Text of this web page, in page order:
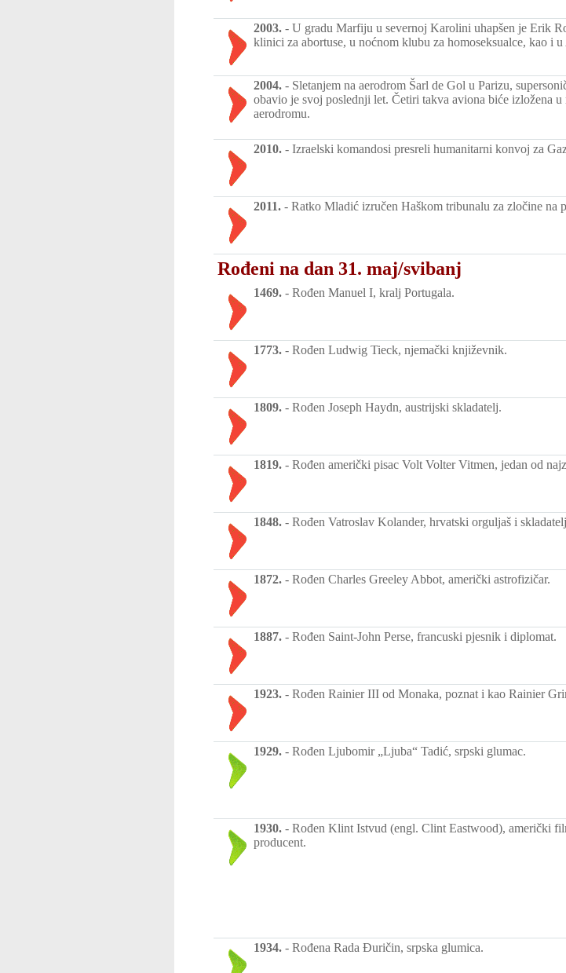
2003. - U gradu Marfiju u severnoj Karolini uhapšen je Erik
klinici za abortuse, u noćnom klubu za homoseksualce, kao i
2004. - Sletanjem na aerodrom Šarl de Gol u Parizu,
obavio je svoj poslednji let. Četiri takva aviona biće izložena
aerodromu.
2010. - Izraelski komandosi presreli humanitarni konvoj za
2011. - Ratko Mladić izručen Haškom tribunalu za zločine na
Rođeni na dan 31. maj/svibanj
1469. - Rođen Manuel I, kralj Portugala.
1773. - Rođen Ludwig Tieck, njemački književnik.
1809. - Rođen Joseph Haydn, austrijski skladatelj.
1819. - Rođen američki pisac Volt Volter Vitmen, jedan od
1848. - Rođen Vatroslav Kolander, hrvatski orguljaš i
1872. - Rođen Charles Greeley Abbot, američki astrofizičar.
1887. - Rođen Saint-John Perse, francuski pjesnik i diplomat.
1923. - Rođen Rainier III od Monaka, poznat i kao Rainier
1929. - Rođen Ljubomir „Ljuba“ Tadić, srpski glumac.
1930. - Rođen Klint Istvud (engl. Clint Eastwood), američki
producent.
1934. - Rođena Rada Đuričin, srpska glumica.